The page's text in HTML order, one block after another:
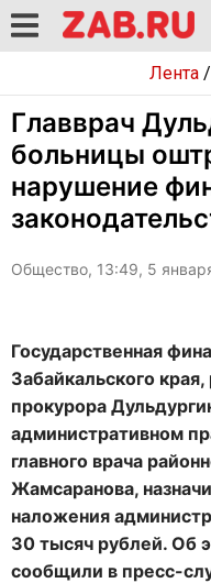
Лента/
Главврач
больницы
нарушение
Общество, 13:49, 5
Государственная
Забайкальского
прокурора
административном
главного врача
Жамсаранова,
наложения
30 тысяч рублей. Об
сообщили в пресс-